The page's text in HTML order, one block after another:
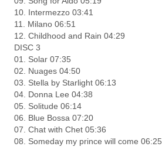
10. Intermezzo 03:41
11. Milano 06:51
12. Childhood and Rain 04:29
DISC 3
01. Solar 07:35
02. Nuages 04:50
03. Stella by Starlight 06:13
04. Donna Lee 04:38
05. Solitude 06:14
06. Blue Bossa 07:20
07. Chat with Chet 05:36
08. Someday my prince will come 06:25